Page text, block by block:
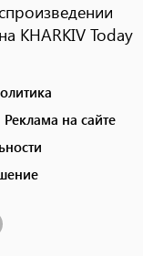
KHARKIV Today
Реклама на сайте